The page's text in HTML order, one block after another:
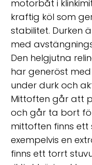
motorbåt i
kraftig köl som
stabilitet. Durken
med
Den helgjutna
har generöst
under durk och
Mittoften går att
och går ta bort
mittoften finns
exempelvis en
finns ett torrt